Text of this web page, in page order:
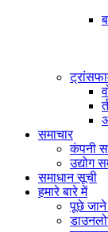
समाचार
कंपनी
उद्योग
समाधान सूची
हमारे बारे में
पूछे जाने